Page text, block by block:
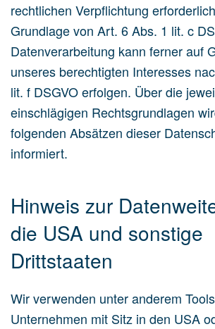
rechtlichen Verpflichtung
Grundlage von Art. 6 Abs. 1 lit. c
Datenverarbeitung kann ferner auf
unseres berechtigten Interesses
lit. f DSGVO erfolgen. Über die
einschlägigen Rechtsgrundlagen
folgenden Absätzen dieser
informiert.
Hinweis zur
die USA und sonstige
Drittstaaten
Wir verwenden unter anderem
Unternehmen mit Sitz in den USA